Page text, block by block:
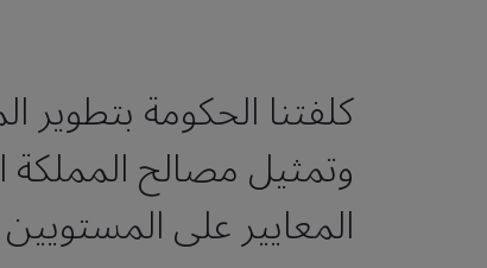
كلفتنا الحكومة بتطوير
وتمثيل مصالح
المعايير على